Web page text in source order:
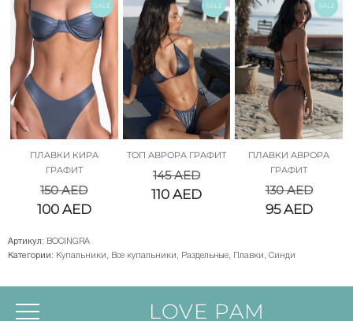
SALE
ПЛАВКИ КИРА
ГРАФИТ
150AED
100 AED
SALE
ТОП АВРОРА ГРАФИТ
145AED
110 AED
SALE
ПЛАВКИ АВРОРА
ГРАФИТ
130AED
95AED
Артикул: BOCINGRA
Категории: Купальники , Все купальники , Раздельные, Плавки , Синди
LOVE PAM